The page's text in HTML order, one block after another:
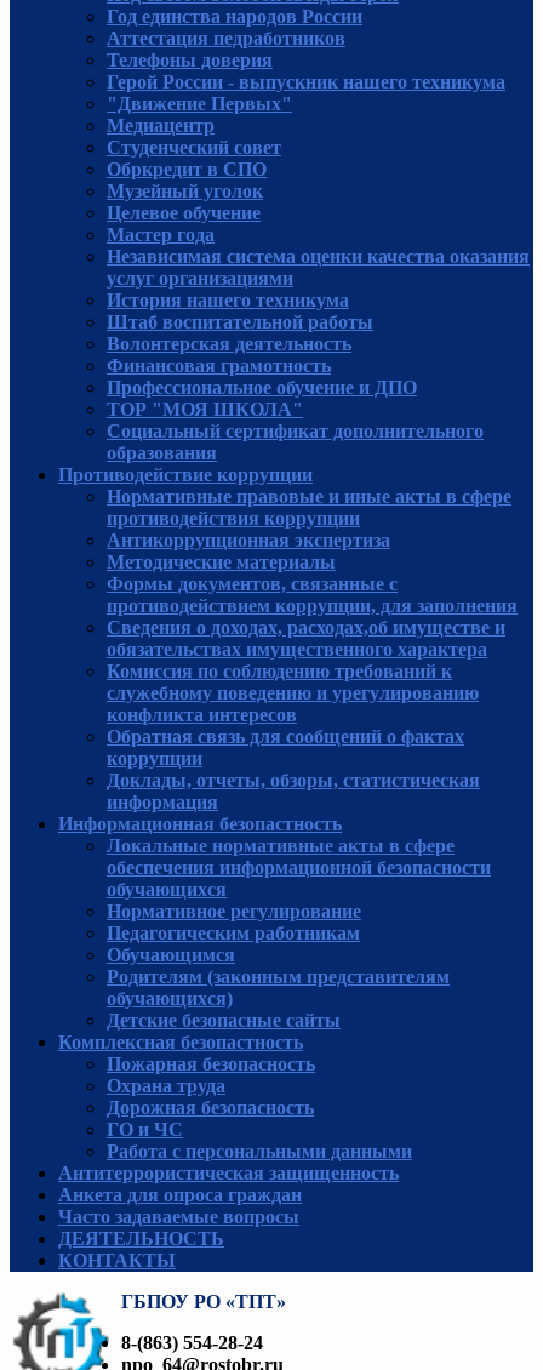
Год единства народов России
Аттестация педработников
Телефоны доверия
Герой России - выпускник нашего техникума
"Движение Первых"
Медиацентр
Студенческий совет
Обркредит в СПО
Музейный уголок
Целевое обучение
Мастер года
Независимая система оценки качества оказания
услуг организациями
История нашего техникума
Штаб воспитательной работы
Волонтерская деятельность
Финансовая грамотность
Профессиональное обучение и ДПО
ТОР "МОЯ ШКОЛА"
Социальный сертификат дополнительного
образования
Противодействие коррупции
Нормативные правовые и иные акты в сфере
противодействия коррупции
Антикоррупционная экспертиза
Методические материалы
Формы документов, связанные с
противодействием коррупции, для заполнения
Сведения о доходах, расходах,об имуществе и
обязательствах имущественного характера
Комиссия по соблюдению требований к
служебному поведению и урегулированию
конфликта интересов
Обратная связь для сообщений о фактах
коррупции
Доклады, отчеты, обзоры, статистическая
информация
Информационная безопастность
Локальные нормативные акты в сфере
обеспечения информационной безопасности
обучающихся
Нормативное регулирование
Педагогическим работникам
Обучающимся
Родителям (законным представителям
обучающихся)
Детские безопасные сайты
Комплексная безопастность
Пожарная безопасность
Охрана труда
Дорожная безопасность
ГО и ЧС
Работа с персональными данными
Антитеррористическая защищенность
Анкета для опроса граждан
Часто задаваемые вопросы
ДЕЯТЕЛЬНОСТЬ
КОНТАКТЫ
ГБПОУ РО «ТПТ»
8-(863) 554-28-24
npo_64@rostobr.ru